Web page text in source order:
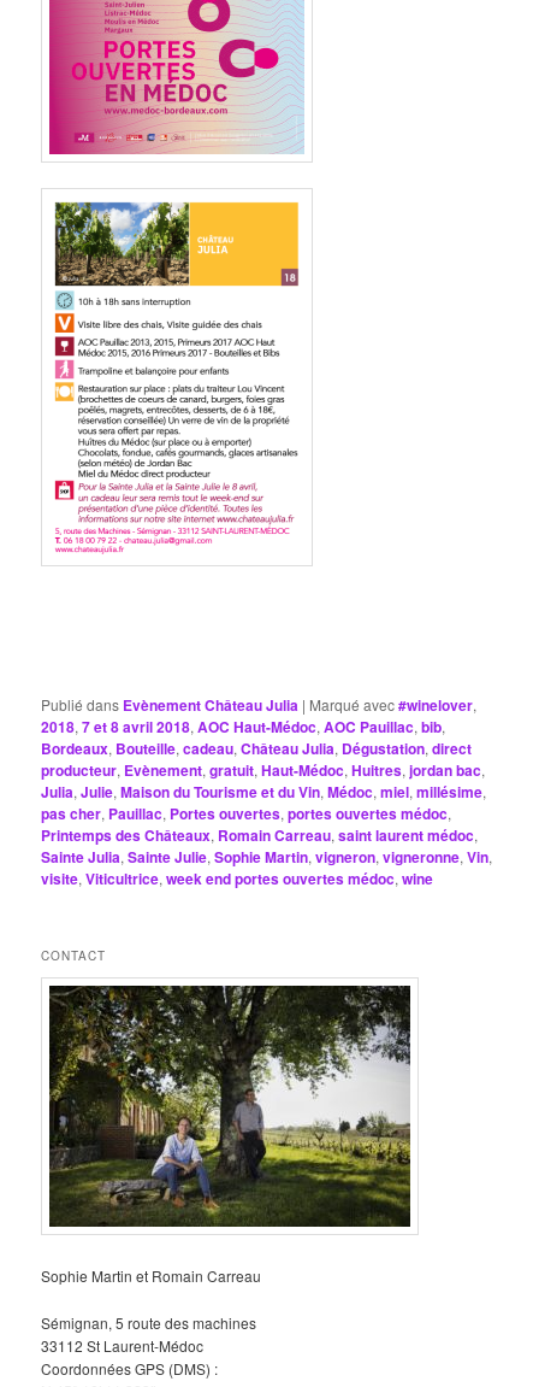
Publié dans Evènement Château Julia | Marqué avec#winelover,
2018,7 et 8 avril 2018,AOC Haut-Médoc,AOC Pauillac,bib,
Bordeaux, Bouteille,cadeau,Château Julia, Dégustation,direct
producteur, Evènement,gratuit,Haut-Médoc,Huitres,jordan bac,
Julia,Julie,Maison du Tourisme et du Vin,Médoc,miel,millésime,
pas cher, Pauillac, Portes ouvertes,portes ouvertes médoc,
Printemps des Châteaux, Romain Carreau,saint laurent médoc,
Sainte Julia,Sainte Julie,Sophie Martin,vigneron,vigneronne,Vin,
visite,Viticultrice,week end portes ouvertes médoc,wine
CONTACT
Sophie Martin et Romain Carreau
Sémignan, 5 route des machines
33112 St Laurent-Médoc
Coordonnées GPS (DMS) :